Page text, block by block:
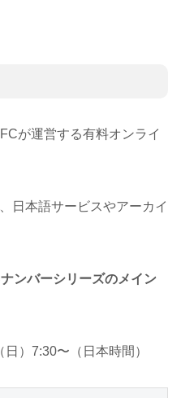
が運営する有料オンライ
日本語サービスやアーカイ
ンバーシリーズのメイン
）7:30〜（日本時間）